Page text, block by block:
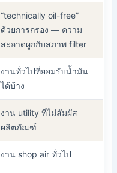
“technically oil-free”
ด้วยการกรอง — ความ
สะอาดผูกกับสภาพ filter
งานทั่วไปที่ยอมรับน้ำมัน
ได้บ้าง
งาน utility ที่ไม่สัมผัส
ผลิตภัณฑ์
งาน shop air ทั่วไป